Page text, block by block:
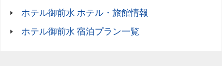
ししています。
２種の湯温「４２℃」「４０℃」に調整した浴槽を
ホテル御前水 ホテル・旅館情報
ホテル御前水 宿泊プラン一覧